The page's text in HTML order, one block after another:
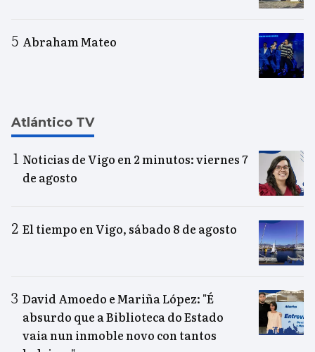
Abraham Mateo
Atlántico TV
Noticias de Vigo en 2 minutos: viernes 7
de agosto
El tiempo en Vigo, sábado 8 de agosto
David Amoedo e Mariña López: "É
absurdo que a Biblioteca do Estado
vaia nun inmoble novo con tantos